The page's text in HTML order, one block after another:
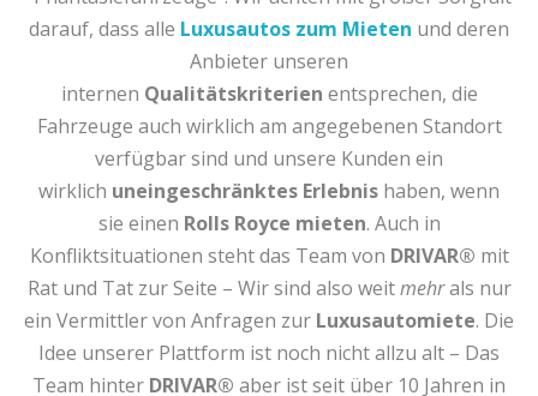
darauf, dass alle Luxusautos zum Mieten und deren
Anbieter unseren
internen Qualitätskriterien entsprechen, die
Fahrzeuge auch wirklich am angegebenen Standort
verfügbar sind und unsere Kunden ein
wirklich uneingeschränktes Erlebnis haben, wenn
sie einen Rolls Royce mieten. Auch in
Konfliktsituationen steht das Team von DRIVAR® mit
Rat und Tat zur Seite – Wir sind also weitmehrals nur
ein Vermittler von Anfragen zur Luxusautomiete. Die
Idee unserer Plattform ist noch nicht allzu alt – Das
Team hinter DRIVAR® aber ist seit über 10 Jahren in